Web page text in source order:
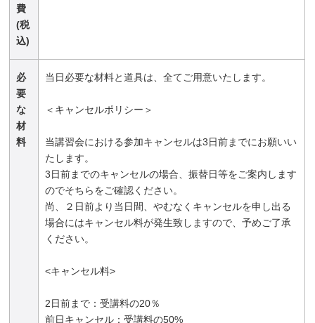
費
(税
込)
必
要
な
材
料
当日必要な材料と道具は、全てご用意いたします。
＜キャンセルポリシー＞
当講習会における参加キャンセルは3日前までにお願いい
たします。
3日前までのキャンセルの場合、振替日等をご案内します
のでそちらをご確認ください。
尚、２日前より当日間、やむなくキャンセルを申し出る
場合にはキャンセル料が発生致しますので、予めご了承
ください。
<キャンセル料>
2日前まで：受講料の20％
前日キャンセル：受講料の50%